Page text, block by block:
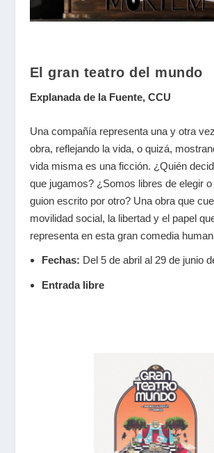
El gran teatro del mundo
Explanada de la Fuente, CCU
Una compañía representa una y otra
obra, reflejando la vida, o quizá,
vida misma es una ficción. ¿Quién
que jugamos? ¿Somos libres de elegir
guion escrito por otro? Una obra que
movilidad social, la libertad y el papel
representa en esta gran comedia
Fechas: Del 5 de abril al 29 de junio
Entrada libre